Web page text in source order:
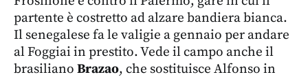
partente è costretto ad alzare bandiera bianca.
Il senegalese fa le valigie a gennaio per andare
al Foggiai in prestito. Vede il campo anche il
brasiliano Brazao, che sostituisce Alfonso in